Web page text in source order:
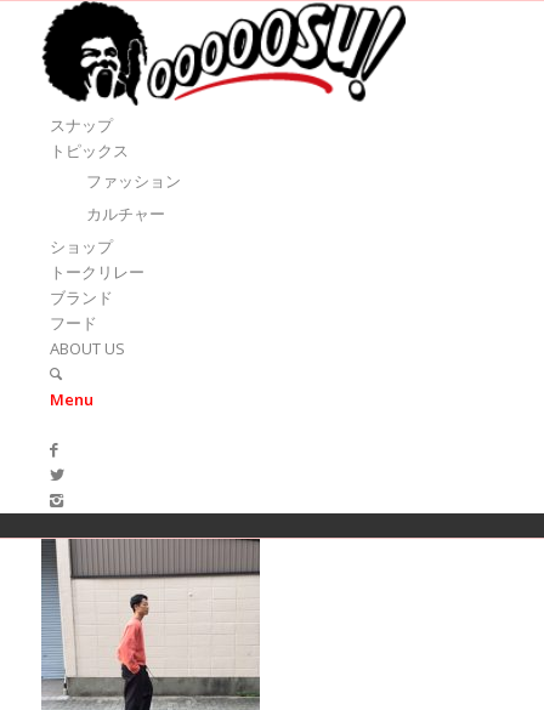
スナップ
トピックス
ファッション
カルチャー
ショップ
トークリレー
ブランド
フード
ABOUT US
Menu